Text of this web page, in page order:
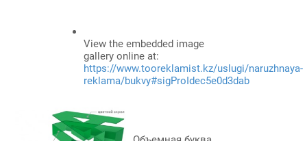
View the embedded image
gallery online at:
https://www.tooreklamist.kz/uslugi/naruzhnaya-
reklama/bukvy#sigProIdec5e0d3dab